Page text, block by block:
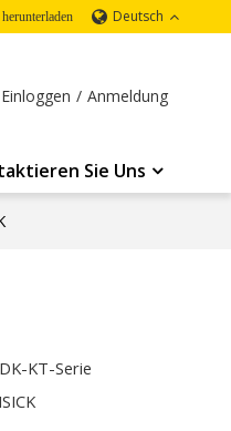
herunterladen Deutsch
Einloggen / Anmeldung
Sie Uns
KT-Serie